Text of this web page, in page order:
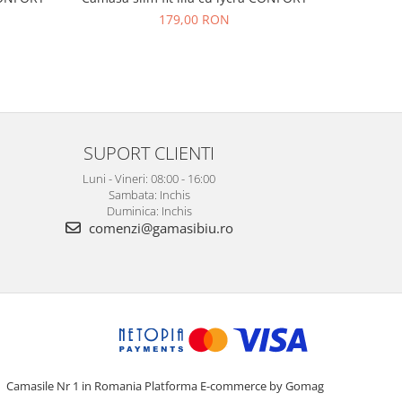
179,00 RON
SUPORT CLIENTI
Luni - Vineri: 08:00 - 16:00
Sambata: Inchis
Duminica: Inchis
comenzi@gamasibiu.ro
Camasile Nr 1 in Romania Platforma E-commerce by Gomag